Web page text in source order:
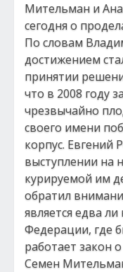
Мительман и
сегодня о
По словам
достижением
принятии
что в 2008 году
чрезвычайно
своего имени
корпус. Евгений
выступлении на
курируемой им
обратил
является едва
Федерации, где
работает закон
Семен